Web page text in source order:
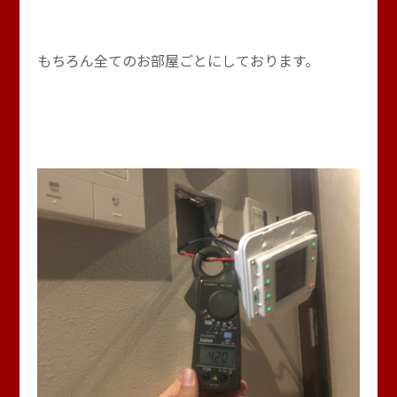
もちろん全てのお部屋ごとにしております。